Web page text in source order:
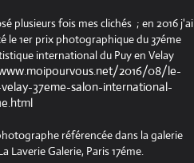
plusieurs fois mes clichés ; en 2016 j'ai
le 1er prix photographique du 37éme
international du Puy en Velay
2016/08/le-
37eme-salon-international-
référencée dans la galerie
Laverie Galerie, Paris 17éme.